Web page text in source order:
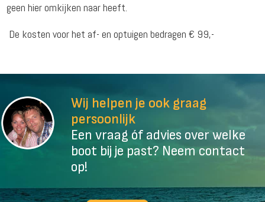
geen hier omkijken naar heeft.
De kosten voor het af- en optuigen bedragen € 99,-
Wij helpen je ook graag
persoonlijk
Een vraag óf advies over welke
boot bij je past? Neem contact
op!